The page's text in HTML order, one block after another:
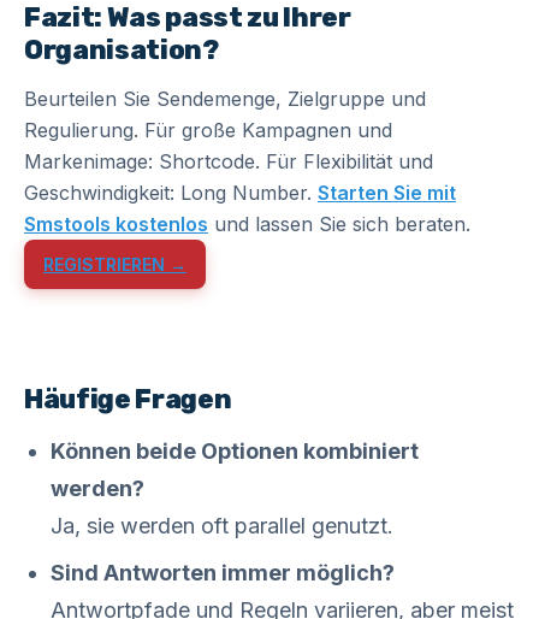
Fazit: Was passt zu Ihrer
Organisation?
Beurteilen Sie Sendemenge, Zielgruppe und
Regulierung. Für große Kampagnen und
Markenimage: Shortcode. Für Flexibilität und
Geschwindigkeit: Long Number. Starten Sie mit
Smstools kostenlos und lassen Sie sich beraten.
REGISTRIEREN →
Häufige Fragen
Können beide Optionen kombiniert
werden?
Ja, sie werden oft parallel genutzt.
Sind Antworten immer möglich?
Antwortpfade und Regeln variieren, aber meist